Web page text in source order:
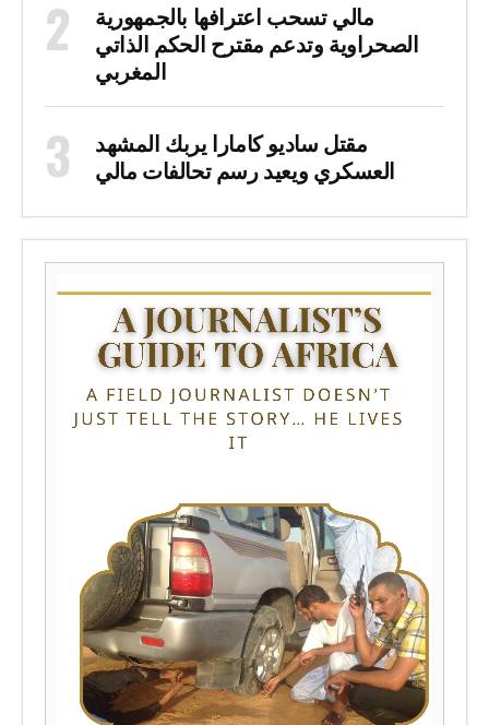
مالي تسحب اعترافها بالجمهورية
الصحراوية وتدعم مقترح الحكم الذاتي
المغربي
مقتل ساديو كامارا يربك المشهد
العسكري ويعيد رسم تحالفات مالي